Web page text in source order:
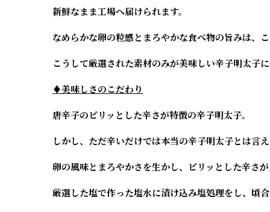
新鮮なまま工場へ届けられます。
なめらかな卵の粒感とまろやかな食べ物の旨みは、
こうして厳選された素材のみが美味しい辛子明太子
♦美味しさのこだわり
唐辛子のピリッとした辛さが特徴の辛子明太子。
しかし、ただ辛いだけでは本当の辛子明太子とは言
卵の風味とまろやかさを生かし、ピリッとした辛さ
厳選した塩で作った塩水に漬け込み塩処理をし、頃